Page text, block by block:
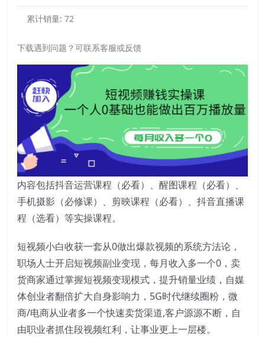
累计销量: 72
下载遇到问题？可联系客服或反馈
内容包括抖音运营课程（必看）、醒图课程（必看）、
手机摄影（必修课）、剪映课程（必看）、抖音直播课
程（选看）等实操课程。
短视频小白收获一套从0做出爆款视频的系统方法论，
职场人士开启短视频副业变现，每月收入多一个0，卖
货商家通过掌握短视频变现模式，提升销量业绩，自媒
体创业者翻倍扩大自身影响力，5G时代继续圈粉，微
商/电商从业者多一个快速卖货渠道,客户源源不断，自
由职业者抓住段视频红利，让事业更上一层楼。